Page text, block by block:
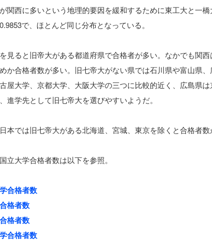
が関西に多いという地理的要因を緩和するために東工大と一
で、ほとんど同じ分布となっている。
見ると旧帝大がある都道府県で合格者が多い。なかでも関
か合格者数が多い。旧七帝大がない県では石川県や富山県
屋大学、京都大学、大阪大学の三つに比較的近く、広島県
進学先として旧七帝大を選びやすいようだ。
本では旧七帝大がある北海道、宮城、東京を除くと合格者数
立大学合格者数は以下を参照。
合格者数
格者数
格者数
合格者数